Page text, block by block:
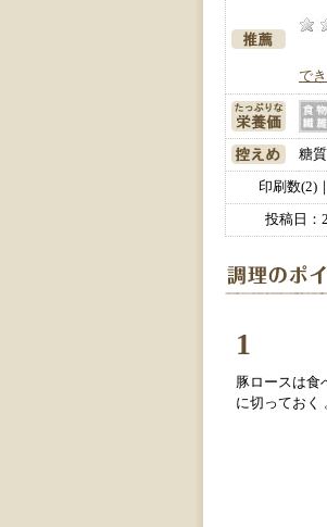
で
糖
印刷数(2)
投稿日：
1
豚ロースは食
に切っておく